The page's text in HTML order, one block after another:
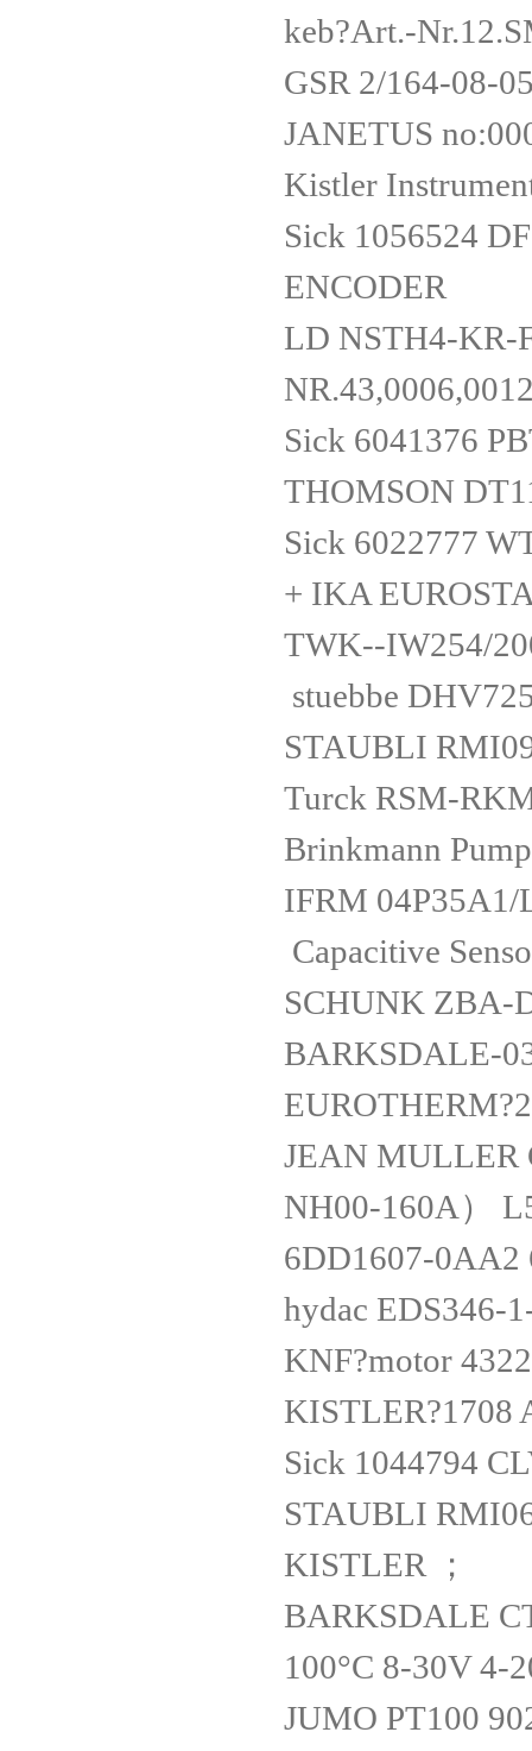
keb?Art.-
GSR 2/164-08-
JANETUS
Kistler
Sick 1056524
ENCODER
LD NSTH4-
Sick 6041376
THOMSON
Sick 6022777
+ IKA
TWK--IW254/
stuebbe
STAUBLI
Turck RSM-
Brinkmann
IFRM
Capacitive
SCHUNK ZBA-
BARKSDALE-
JEAN MULLER
NH00-160A）
6DD1607-
hydac EDS346-
KNF?motor
KISTLER?1708
Sick 1044794
STAUBLI
KISTLER ；
BARKSDALE
100°C 8-30V 4-
JUMO PT100